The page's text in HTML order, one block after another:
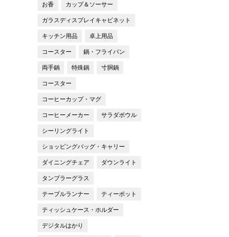
お香 カップ＆ソーサー
ガラスディスプレイキャビネット
キッチン用品 卓上用品
コースター 鍋・フライパン
両手鍋 特殊鍋 寸胴鍋
コースター
コーヒーカップ・マグ
コーヒーメーカー サラダボウル
シーリングライト
ショッピングバッグ・キャリー
ダイニングチェア ダウンライト
タンブラーグラス
テーブルランナー ティーポット
ティッシュケース・ホルダー
デジタルはかり